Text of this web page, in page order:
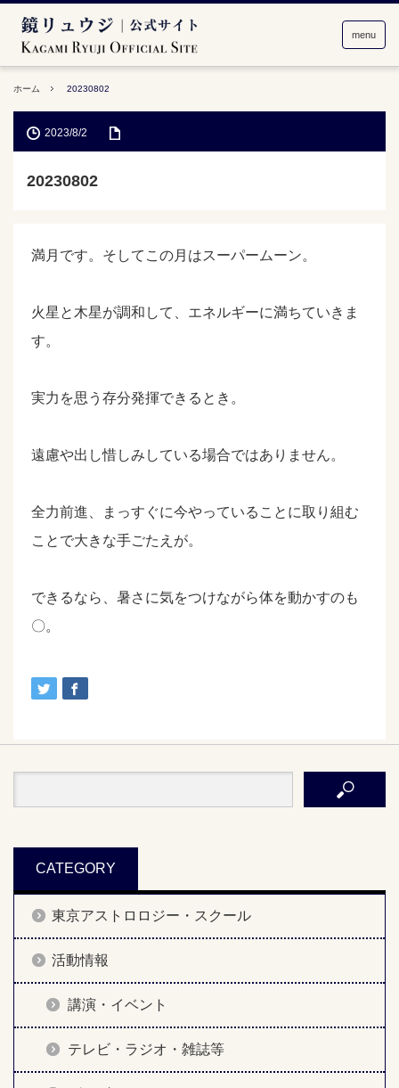
menu
ホーム 20230802
2023/8/2
20230802
満月です。そしてこの月はスーパームーン。
火星と木星が調和して、エネルギーに満ちていきま
す。
実力を思う存分発揮できるとき。
遠慮や出し惜しみしている場合ではありません。
全力前進、まっすぐに今やっていることに取り組む
ことで大きな手ごたえが。
できるなら、暑さに気をつけながら体を動かすのも
〇。
CATEGORY
東京アストロロジー・スクール
活動情報
講演・イベント
テレビ・ラジオ・雑誌等